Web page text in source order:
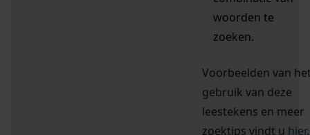
woorden te
zoeken.
Voorbeelden van
gebruik van deze
leestekens en meer
zoektips vindt u hier.